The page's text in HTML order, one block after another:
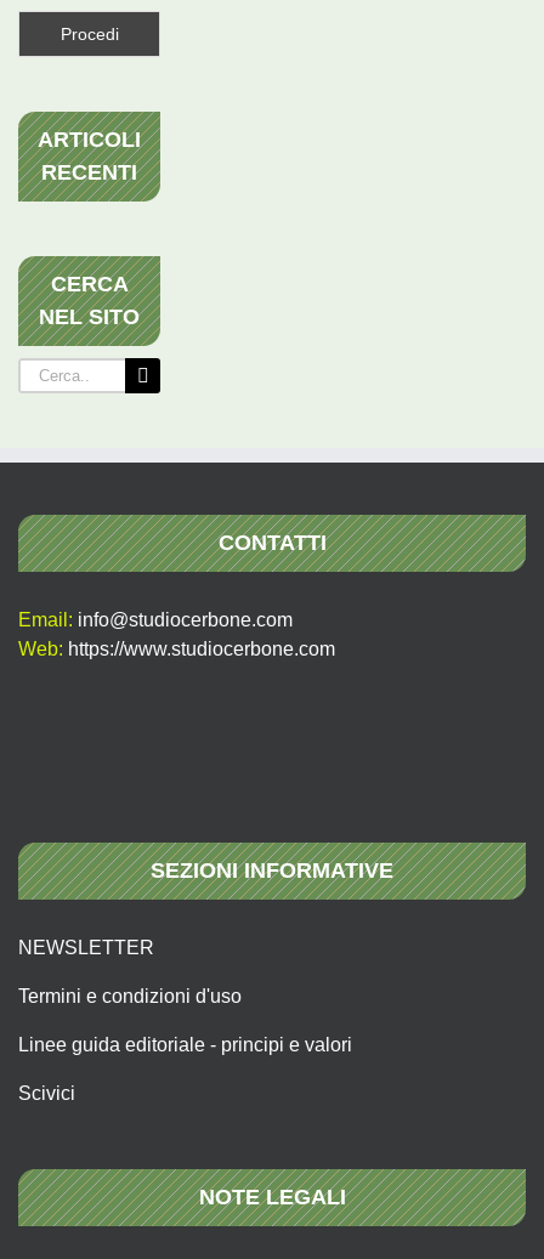
ARTICOLI
RECENTI
CERCA
NEL SITO
Cerca
per:
CONTATTI
Email: info@studiocerbone.com
Web: https://www.studiocerbone.com
SEZIONI INFORMATIVE
NEWSLETTER
Termini e condizioni d'uso
Linee guida editoriale - principi e valori
Scivici
NOTE LEGALI